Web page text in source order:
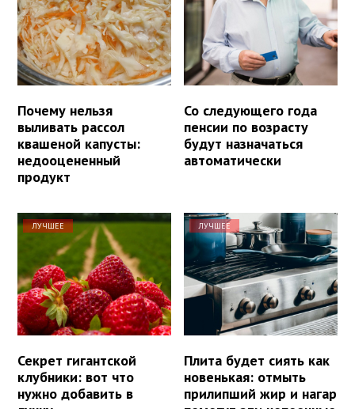
Почему нельзя
выливать рассол
квашеной капусты:
недооцененный
продукт
Со следующего года
пенсии по возрасту
будут назначаться
автоматически
ЛУЧШЕЕ
Секрет гигантской
клубники: вот что
нужно добавить в
ЛУЧШЕЕ
Плита будет сиять как
новенькая: отмыть
прилипший жир и нагар